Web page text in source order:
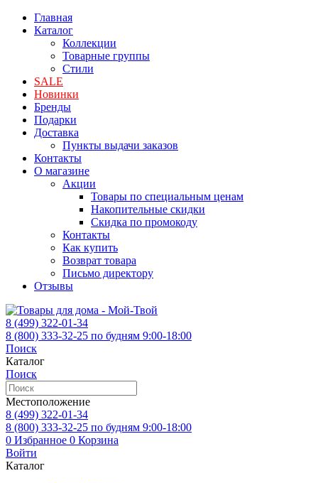
Главная
Каталог
Коллекции
Товарные группы
Стили
SALE
Новинки
Бренды
Подарки
Доставка
Пункты выдачи заказов
Контакты
О магазине
Акции
Товары по специальным ценам
Накопительные скидки
Скидка по промокоду
Контакты
Как купить
Возврат товара
Письмо директору
Отзывы
8 (499) 322-01-34
8 (800) 333-32-25 по будням 9:00-18:00
Поиск
Каталог
Поиск
Местоположение
8 (499) 322-01-34
8 (800) 333-32-25 по будням 9:00-18:00
0 Избранное 0 Корзина
Войти
Каталог